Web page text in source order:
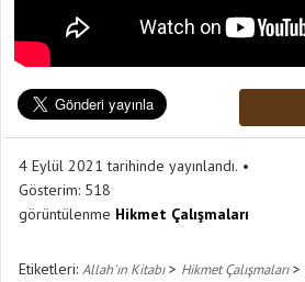
4 Eylül 2021 tarihinde yayınlandı.
Gösterim: 518
görüntülenme Hikmet Çalışmaları
Etiketleri: Allah'ın Kitabı> Hikmet Çalışmaları>